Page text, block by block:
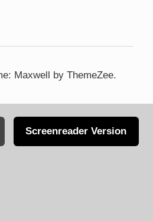
Maxwell by ThemeZee.
Screenreader Version